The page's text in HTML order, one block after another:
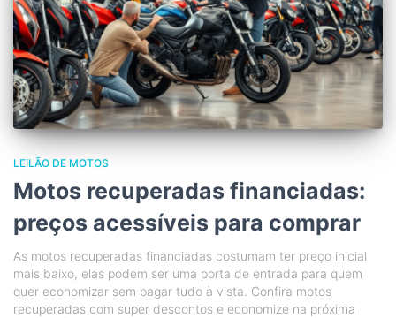
LEILÃO DE MOTOS
Motos recuperadas financiadas:
preços acessíveis para comprar
As motos recuperadas financiadas costumam ter preço inicial
mais baixo, elas podem ser uma porta de entrada para quem
quer economizar sem pagar tudo à vista. Confira motos
recuperadas com super descontos e economize na próxima